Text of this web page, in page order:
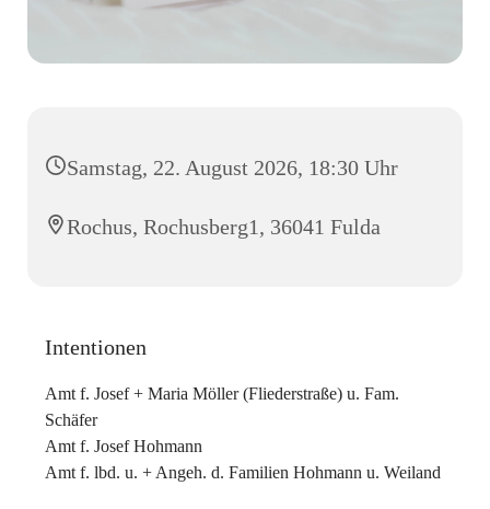
Samstag, 22. August 2026, 18:30 Uhr
Rochus, Rochusberg1, 36041 Fulda
Intentionen
Amt f. Josef + Maria Möller (Fliederstraße) u. Fam.
Schäfer
Amt f. Josef Hohmann
Amt f. lbd. u. + Angeh. d. Familien Hohmann u. Weiland